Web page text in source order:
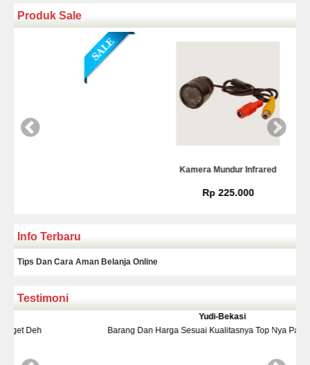
Produk Sale
Kamera Mundur Infrared
Info Terbaru
Tips Dan Cara Aman Belanja Online
Testimoni
Barang Dan Harga Sesuai Kualitasnya Top Nya Pake Banget